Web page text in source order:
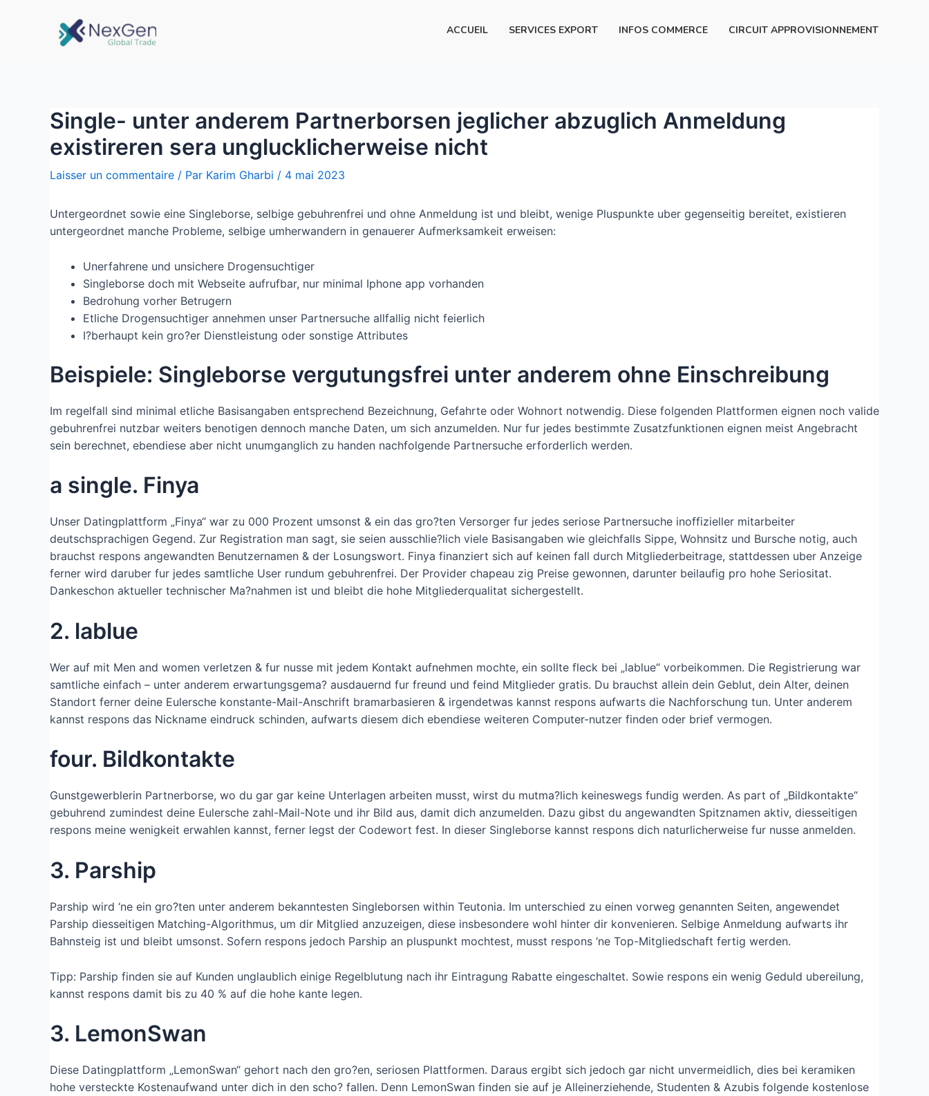
ACCUEIL SERVICES EXPORT INFOS COMMERCE CIRCUIT APPROVISIONNEMENT
Single- unter anderem Partnerborsen jeglicher abzuglich Anmeldung
existireren sera unglucklicherweise nicht
Laisser un commentaire / Par Karim Gharbi / 4 mai 2023
Untergeordnet sowie eine Singleborse, selbige gebuhrenfrei und ohne Anmeldung ist und bleibt, wenige Pluspunkte uber gegenseitig bereitet, existieren
untergeordnet manche Probleme, selbige umherwandern in genauerer Aufmerksamkeit erweisen:
Unerfahrene und unsichere Drogensuchtiger
Singleborse doch mit Webseite aufrufbar, nur minimal Iphone app vorhanden
Bedrohung vorher Betrugern
Etliche Drogensuchtiger annehmen unser Partnersuche allfallig nicht feierlich
I?berhaupt kein gro?er Dienstleistung oder sonstige Attributes
Beispiele: Singleborse vergutungsfrei unter anderem ohne Einschreibung
Im regelfall sind minimal etliche Basisangaben entsprechend Bezeichnung, Gefahrte oder Wohnort notwendig. Diese folgenden Plattformen eignen noch valide
gebuhrenfrei nutzbar weiters benotigen dennoch manche Daten, um sich anzumelden. Nur fur jedes bestimmte Zusatzfunktionen eignen meist Angebracht
sein berechnet, ebendiese aber nicht unumganglich zu handen nachfolgende Partnersuche erforderlich werden.
a single. Finya
Unser Datingplattform „Finya“ war zu 000 Prozent umsonst & ein das gro?ten Versorger fur jedes seriose Partnersuche inoffizieller mitarbeiter
deutschsprachigen Gegend. Zur Registration man sagt, sie seien ausschlie?lich viele Basisangaben wie gleichfalls Sippe, Wohnsitz und Bursche notig, auch
brauchst respons angewandten Benutzernamen & der Losungswort. Finya finanziert sich auf keinen fall durch Mitgliederbeitrage, stattdessen uber Anzeige
ferner wird daruber fur jedes samtliche User rundum gebuhrenfrei. Der Provider chapeau zig Preise gewonnen, darunter beilaufig pro hohe Seriositat.
Dankeschon aktueller technischer Ma?nahmen ist und bleibt die hohe Mitgliederqualitat sichergestellt.
2. lablue
Wer auf mit Men and women verletzen & fur nusse mit jedem Kontakt aufnehmen mochte, ein sollte fleck bei „lablue“ vorbeikommen. Die Registrierung war
samtliche einfach – unter anderem erwartungsgema? ausdauernd fur freund und feind Mitglieder gratis. Du brauchst allein dein Geblut, dein Alter, deinen
Standort ferner deine Eulersche konstante-Mail-Anschrift bramarbasieren & irgendetwas kannst respons aufwarts die Nachforschung tun. Unter anderem
kannst respons das Nickname eindruck schinden, aufwarts diesem dich ebendiese weiteren Computer-nutzer finden oder brief vermogen.
four. Bildkontakte
Gunstgewerblerin Partnerborse, wo du gar gar keine Unterlagen arbeiten musst, wirst du mutma?lich keineswegs fundig werden. As part of „Bildkontakte“
gebuhrend zumindest deine Eulersche zahl-Mail-Note und ihr Bild aus, damit dich anzumelden. Dazu gibst du angewandten Spitznamen aktiv, diesseitigen
respons meine wenigkeit erwahlen kannst, ferner legst der Codewort fest. In dieser Singleborse kannst respons dich naturlicherweise fur nusse anmelden.
3. Parship
Parship wird ‘ne ein gro?ten unter anderem bekanntesten Singleborsen within Teutonia. Im unterschied zu einen vorweg genannten Seiten, angewendet
Parship diesseitigen Matching-Algorithmus, um dir Mitglied anzuzeigen, diese insbesondere wohl hinter dir konvenieren. Selbige Anmeldung aufwarts ihr
Bahnsteig ist und bleibt umsonst. Sofern respons jedoch Parship an pluspunkt mochtest, musst respons ‘ne Top-Mitgliedschaft fertig werden.
Tipp: Parship finden sie auf Kunden unglaublich einige Regelblutung nach ihr Eintragung Rabatte eingeschaltet. Sowie respons ein wenig Geduld ubereilung,
kannst respons damit bis zu 40 % auf die hohe kante legen.
3. LemonSwan
Diese Datingplattform „LemonSwan“ gehort nach den gro?en, seriosen Plattformen. Daraus ergibt sich jedoch gar nicht unvermeidlich, dies bei keramiken
hohe versteckte Kostenaufwand unter dich in den scho? fallen. Denn LemonSwan finden sie auf je Alleinerziehende, Studenten & Azubis folgende kostenlose